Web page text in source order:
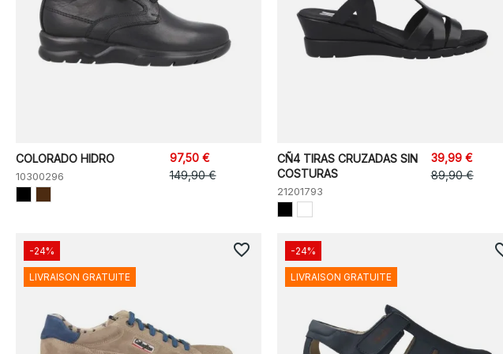
COLORADO HIDRO
10300296
97,50 €
149,90 €
CÑ4 TIRAS CRUZADAS SIN
COSTURAS
21201793
39,99 €
89,90 €
-24%
LIVRAISON GRATUITE
favorite_border -24%
LIVRAISON GRATUITE